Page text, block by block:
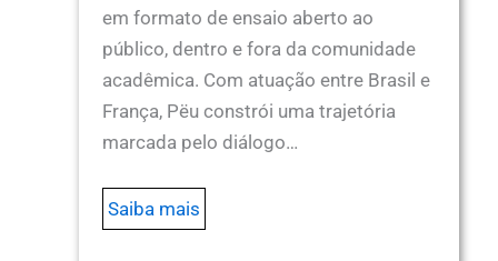
em formato de ensaio aberto ao
público, dentro e fora da comunidade
acadêmica. Com atuação entre Brasil e
França, Pëu constrói uma trajetória
marcada pelo diálogo…
Saiba mais